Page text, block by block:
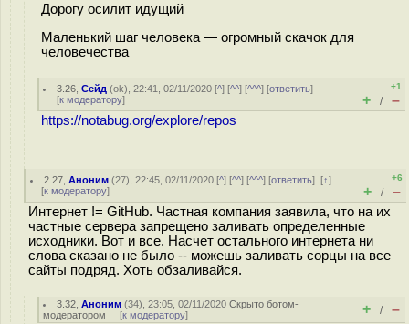
Дорогу осилит идущий
Маленький шаг человека — огромный скачок для
человечества
3.26 ,Сейд (ok), 22:41, 02/11/2020 [^] [^^] [^^^] [ответить]
[к модератору]
+1
+ / –
https://notabug.org/explore/repos
2.27 ,Аноним (27), 22:45, 02/11/2020 [^] [^^] [^^^] [ответить][↑]
[к модератору]
+6
+ / –
Интернет != GitHub. Частная компания заявила, что на их
частные сервера запрещено заливать определенные
исходники. Вот и все. Насчет остального интернета ни
слова сказано не было -- можешь заливать сорцы на все
сайты подряд. Хоть обзаливайся.
3.32 ,Аноним (34), 23:05, 02/11/2020Скрыто ботом-
модератором [к модератору] + / –